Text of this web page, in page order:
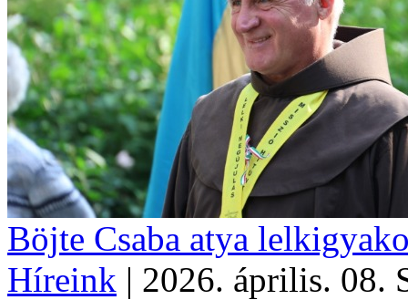
Böjte Csaba atya
Híreink | 2026. április. 08.